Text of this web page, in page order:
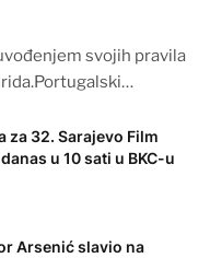
svojih pravila
za 32. Sarajevo Film
u 10 sati u BKC-u
Arsenić slavio na